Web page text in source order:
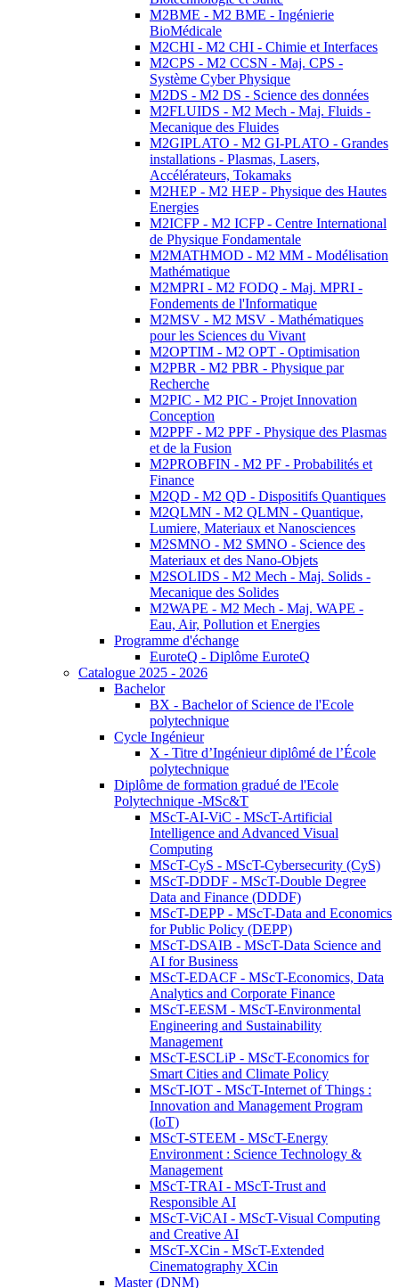
M2BME - M2 BME - Ingénierie
BioMédicale
M2CHI - M2 CHI - Chimie et Interfaces
M2CPS - M2 CCSN - Maj. CPS -
Système Cyber Physique
M2DS - M2 DS - Science des données
M2FLUIDS - M2 Mech - Maj. Fluids -
Mecanique des Fluides
M2GIPLATO - M2 GI-PLATO - Grandes
installations - Plasmas, Lasers,
Accélérateurs, Tokamaks
M2HEP - M2 HEP - Physique des Hautes
Energies
M2ICFP - M2 ICFP - Centre International
de Physique Fondamentale
M2MATHMOD - M2 MM - Modélisation
Mathématique
M2MPRI - M2 FODQ - Maj. MPRI -
Fondements de l'Informatique
M2MSV - M2 MSV - Mathématiques
pour les Sciences du Vivant
M2OPTIM - M2 OPT - Optimisation
M2PBR - M2 PBR - Physique par
Recherche
M2PIC - M2 PIC - Projet Innovation
Conception
M2PPF - M2 PPF - Physique des Plasmas
et de la Fusion
M2PROBFIN - M2 PF - Probabilités et
Finance
M2QD - M2 QD - Dispositifs Quantiques
M2QLMN - M2 QLMN - Quantique,
Lumiere, Materiaux et Nanosciences
M2SMNO - M2 SMNO - Science des
Materiaux et des Nano-Objets
M2SOLIDS - M2 Mech - Maj. Solids -
Mecanique des Solides
M2WAPE - M2 Mech - Maj. WAPE -
Eau, Air, Pollution et Energies
Programme d'échange
EuroteQ - Diplôme EuroteQ
Catalogue 2025 - 2026
Bachelor
BX - Bachelor of Science de l'Ecole
polytechnique
Cycle Ingénieur
X - Titre d’Ingénieur diplômé de l’École
polytechnique
Diplôme de formation gradué de l'Ecole
Polytechnique -MSc&T
MScT-AI-ViC - MScT-Artificial
Intelligence and Advanced Visual
Computing
MScT-CyS - MScT-Cybersecurity (CyS)
MScT-DDDF - MScT-Double Degree
Data and Finance (DDDF)
MScT-DEPP - MScT-Data and Economics
for Public Policy (DEPP)
MScT-DSAIB - MScT-Data Science and
AI for Business
MScT-EDACF - MScT-Economics, Data
Analytics and Corporate Finance
MScT-EESM - MScT-Environmental
Engineering and Sustainability
Management
MScT-ESCLiP - MScT-Economics for
Smart Cities and Climate Policy
MScT-IOT - MScT-Internet of Things :
Innovation and Management Program
(IoT)
MScT-STEEM - MScT-Energy
Environment : Science Technology &
Management
MScT-TRAI - MScT-Trust and
Responsible AI
MScT-ViCAI - MScT-Visual Computing
and Creative AI
MScT-XCin - MScT-Extended
Cinematography XCin
Master (DNM)